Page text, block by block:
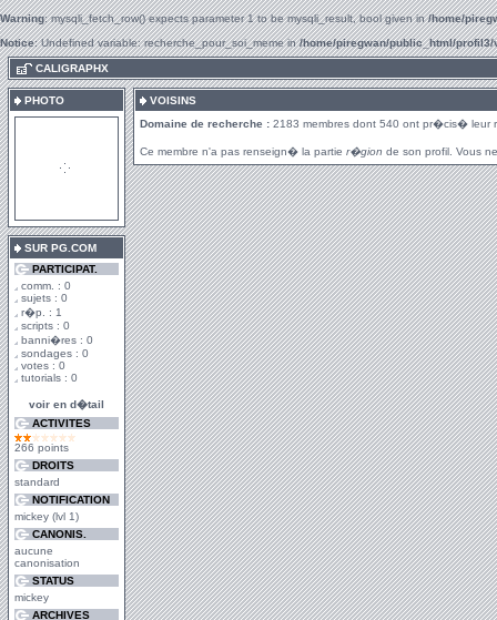
Warning: mysqli_fetch_row() expects parameter 1 to be mysqli_result, bool given in/home/
Notice: Undefined variable: recherche_pour_soi_meme in/home/piregwan/public_html/
CALIGRAPHX
PHOTO
SUR PG.COM
PARTICIPAT.
comm. : 0
sujets : 0
r�p. : 1
scripts : 0
banni�res : 0
sondages : 0
votes : 0
tutorials : 0
voir en d�tail
ACTIVITES
266 points
DROITS
standard
NOTIFICATION
mickey (lvl 1)
CANONIS.
aucune
canonisation
STATUS
mickey
ARCHIVES
VOISINS
Domaine de recherche : 2183 membres dont 540 ont pr�cis� leur
Ce membre n'a pas renseign� la partie r�gion de son profil. Vous